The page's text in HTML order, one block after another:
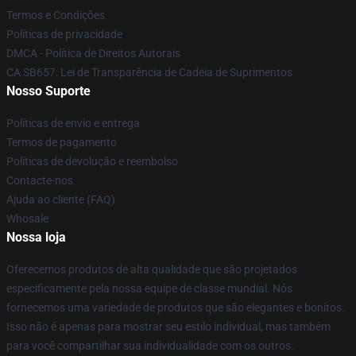
Termos e Condições
Políticas de privacidade
DMCA - Política de Direitos Autorais
CA SB657: Lei de Transparência de Cadeia de Suprimentos
Nosso Suporte
Políticas de envio e entrega
Termos de pagamento
Políticas de devolução e reembolso
Contacte-nos
Ajuda ao cliente (FAQ)
Whosale
Nossa loja
Oferecemos produtos de alta qualidade que são projetados
especificamente pela nossa equipe de classe mundial. Nós
fornecemos uma variedade de produtos que são elegantes e bonitos.
Isso não é apenas para mostrar seu estilo individual, mas também
para você compartilhar sua individualidade com os outros.